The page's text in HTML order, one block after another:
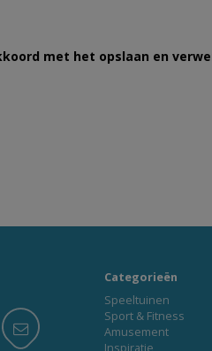
met het opslaan en
Categorieën
Speeltuinen
Sport & Fitness
Amusement
Inspiratie